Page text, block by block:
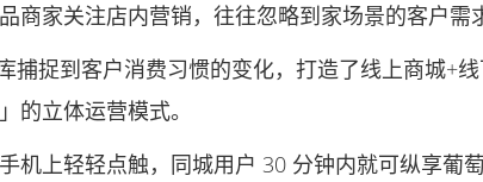
家关注店内营销，往往忽略到家场景的客户需
捉到客户消费习惯的变化，打造了线上商城+线
的立体运营模式。
上轻轻点触，同城用户 30 分钟内就可纵享葡萄